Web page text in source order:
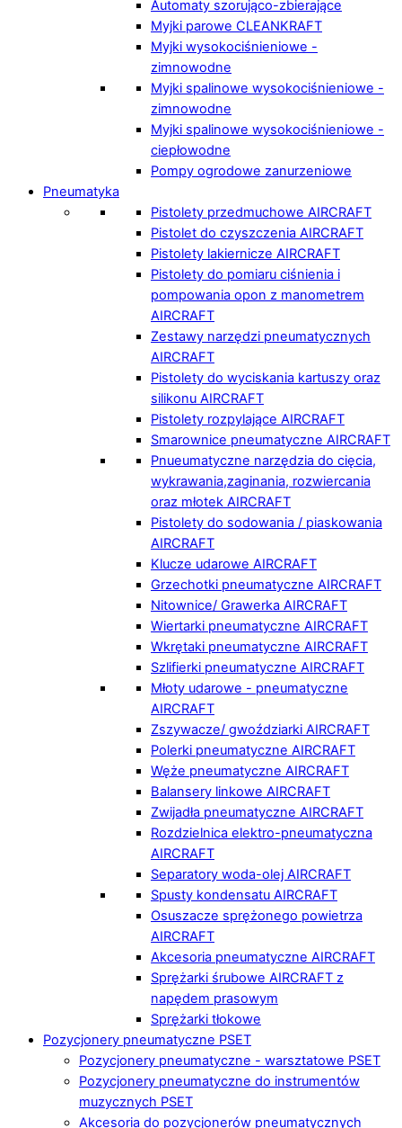
Automaty szorująco-zbierające
Myjki parowe CLEANKRAFT
Myjki wysokociśnieniowe -
zimnowodne
Myjki spalinowe wysokociśnieniowe -
zimnowodne
Myjki spalinowe wysokociśnieniowe -
ciepłowodne
Pompy ogrodowe zanurzeniowe
Pneumatyka
Pistolety przedmuchowe AIRCRAFT
Pistolet do czyszczenia AIRCRAFT
Pistolety lakiernicze AIRCRAFT
Pistolety do pomiaru ciśnienia i
pompowania opon z manometrem
AIRCRAFT
Zestawy narzędzi pneumatycznych
AIRCRAFT
Pistolety do wyciskania kartuszy oraz
silikonu AIRCRAFT
Pistolety rozpylające AIRCRAFT
Smarownice pneumatyczne AIRCRAFT
Pnueumatyczne narzędzia do cięcia,
wykrawania,zaginania, rozwiercania
oraz młotek AIRCRAFT
Pistolety do sodowania / piaskowania
AIRCRAFT
Klucze udarowe AIRCRAFT
Grzechotki pneumatyczne AIRCRAFT
Nitownice/ Grawerka AIRCRAFT
Wiertarki pneumatyczne AIRCRAFT
Wkrętaki pneumatyczne AIRCRAFT
Szlifierki pneumatyczne AIRCRAFT
Młoty udarowe - pneumatyczne
AIRCRAFT
Zszywacze/ gwoździarki AIRCRAFT
Polerki pneumatyczne AIRCRAFT
Węże pneumatyczne AIRCRAFT
Balansery linkowe AIRCRAFT
Zwijadła pneumatyczne AIRCRAFT
Rozdzielnica elektro-pneumatyczna
AIRCRAFT
Separatory woda-olej AIRCRAFT
Spusty kondensatu AIRCRAFT
Osuszacze sprężonego powietrza
AIRCRAFT
Akcesoria pneumatyczne AIRCRAFT
Sprężarki śrubowe AIRCRAFT z
napędem prasowym
Sprężarki tłokowe
Pozycjonery pneumatyczne PSET
Pozycjonery pneumatyczne - warsztatowe PSET
Pozycjonery pneumatyczne do instrumentów
muzycznych PSET
Akcesoria do pozycjonerów pneumatycznych